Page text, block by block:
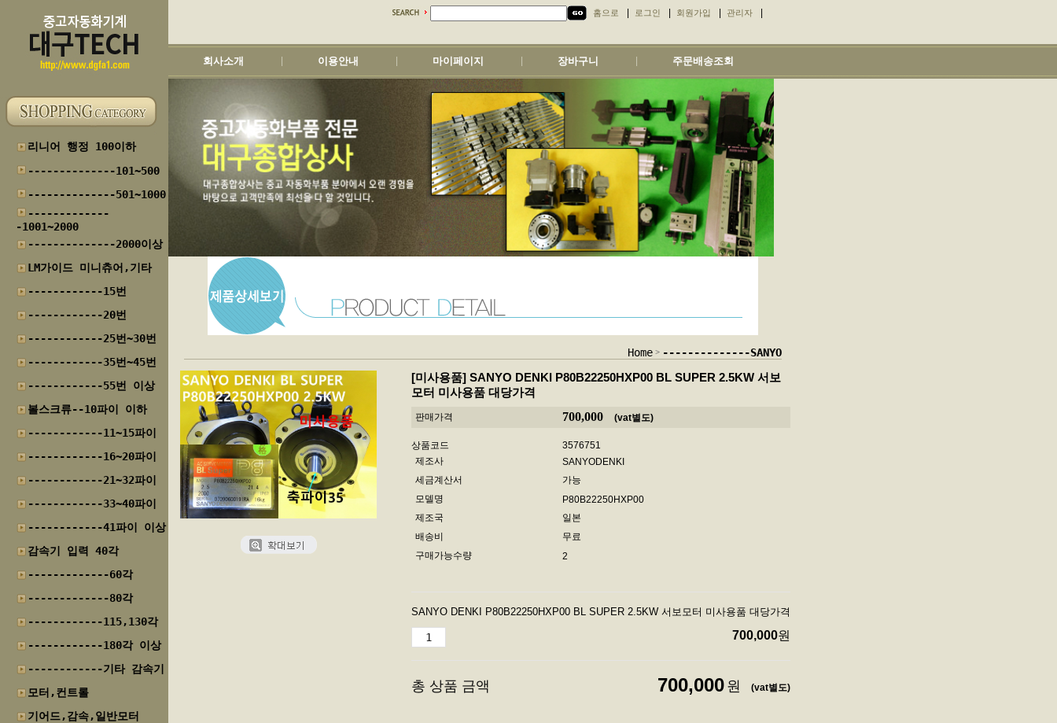
홈으로 로그인 회원가입 관리자
회사소개 이용안내 마이페이지 장바구니 주문배송조회
리니어 행정 100이하
--------------101~500
--------------501~1000
-------------
-1001~2000
--------------2000이상
LM가이드 미니츄어,기타
------------15번
------------20번
------------25번~30번
------------35번~45번
------------55번 이상
볼스크류--10파이 이하
------------11~15파이
------------16~20파이
------------21~32파이
------------33~40파이
------------41파이 이상
감속기 입력 40각
-------------60각
-------------80각
------------115,130각
------------180각 이상
------------기타 감속기
모터,컨트롤
기어드,감속,일반모터
Home > --------------SANYO
[미사용품] SANYO DENKI P80B22250HXP00 BL SUPER 2.5KW 서보
모터 미사용품 대당가격
판매가격 700,000 (vat별도)
상품코드
3576751
제조사
SANYODENKI
세금계산서
가능
모델명
P80B22250HXP00
제조국
일본
배송비
무료
구매가능수량
2
SANYO DENKI P80B22250HXP00 BL SUPER 2.5KW 서보모터 미사용품 대당가격
700,000원
총 상품 금액 700,000 원 (vat별도)